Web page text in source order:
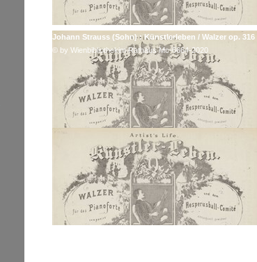
Johann Strauss (Sohn) : Künstlerleben / Walzer op. 316
© by Wienbibliothekim Rathaus Mc-6664-2020
Leo Lehner
© by WJSO-Archive
© by WJSO-Archive
Lucia Popp
Lebenslauf
Webseite
Dagmar Koller
Dagmar Koller
Lebenslauf
Webseite